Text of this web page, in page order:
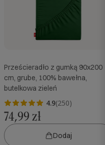
Prześcieradło z gumką 90x200
cm, grube, 100% bawełna,
butelkowa zieleń
4.9(250)
74,99 zł
Dodaj